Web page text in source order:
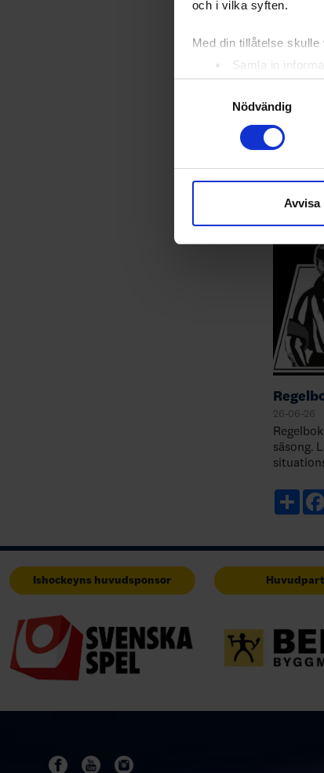
och i vilka syften.
Med din tillåtelse skulle
Samla in
Identifiera din
Ta reda på mer om
eller dra tillbaka ditt
sociala medier och
till de sociala medier
Nödvändig
Avvisa
26-08-06
26-06-26
säsong.
årets
utman…
Ishockeyns huvudsponsor